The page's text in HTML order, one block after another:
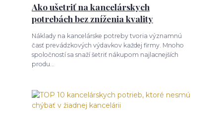
Ako ušetriť na kancelárskych
potrebách bez zníženia kvality
Náklady na kancelárske potreby tvoria významnú
časť prevádzkových výdavkov každej firmy. Mnoho
spoločností sa snaží šetriť nákupom najlacnejších
produ...